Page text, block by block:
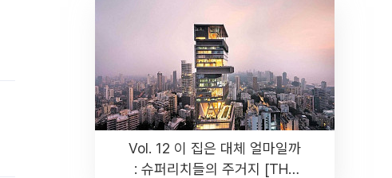
Vol. 12 이 집은 대체 얼마일까
: 슈퍼리치들의 주거지 [THE